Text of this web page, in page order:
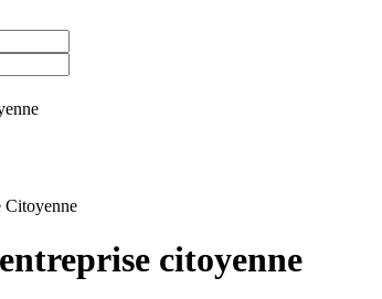
Citoyenne
citoyenne